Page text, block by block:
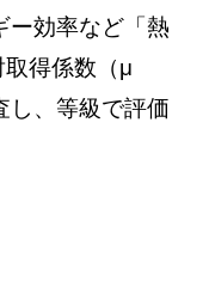
ー効率など「熱
得係数（μ
し、等級で評価